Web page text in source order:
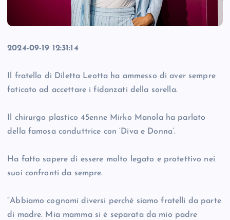
2024-09-19 12:31:14
Il fratello di Diletta Leotta ha ammesso di aver sempre
faticato ad accettare i fidanzati della sorella.
Il chirurgo plastico 45enne Mirko Manola ha parlato
della famosa conduttrice con ‘Diva e Donna’.
Ha fatto sapere di essere molto legato e protettivo nei
suoi confronti da sempre.
“Abbiamo cognomi diversi perché siamo fratelli da parte
di madre. Mia mamma si è separata da mio padre